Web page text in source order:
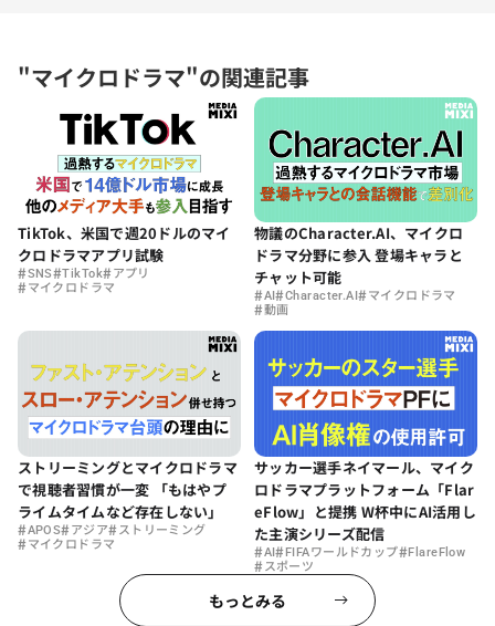
"マイクロドラマ"の関連記事
TikTok、米国で週20ドルのマイ
クロドラマアプリ試験
#SNS#TikTok#アプリ
#マイクロドラマ
物議のCharacter.AI、マイクロ
ドラマ分野に参入 登場キャラと
チャット可能
#AI#Character.AI#マイクロドラマ
#動画
ストリーミングとマイクロドラマ
で視聴者習慣が一変 「もはやプ
ライムタイムなど存在しない」
#APOS#アジア#ストリーミング
#マイクロドラマ
サッカー選手ネイマール、マイク
ロドラマプラットフォーム「Flar
eFlow」と提携 W杯中にAI活用し
た主演シリーズ配信
#AI#FIFAワールドカップ#FlareFlow
#スポーツ
もっとみる